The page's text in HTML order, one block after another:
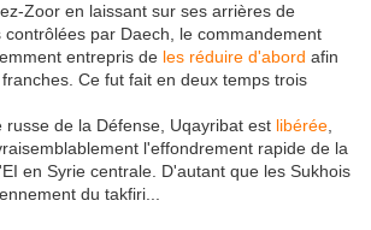
Zoor en laissant sur ses arrières de
par Daech, le commandement
entrepris de les réduire d'abord afin
Ce fut fait en deux temps trois
russe de la Défense, Uqayribat est libérée
l'effondrement rapide de la
en Syrie centrale. D'autant que les Sukhois
du takfiri...